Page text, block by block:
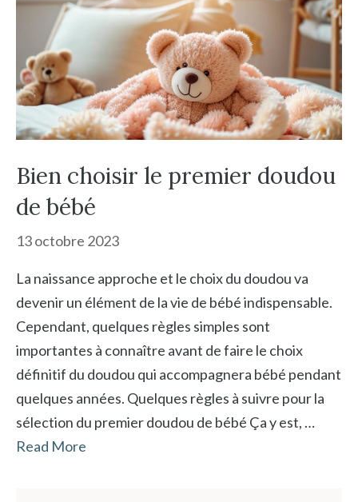
Bien choisir le premier doudou
de bébé
13 octobre 2023
La naissance approche et le choix du doudou va
devenir un élément de la vie de bébé indispensable.
Cependant, quelques règles simples sont
importantes à connaître avant de faire le choix
définitif du doudou qui accompagnera bébé pendant
quelques années. Quelques règles à suivre pour la
sélection du premier doudou de bébé Ça y est, …
Read More